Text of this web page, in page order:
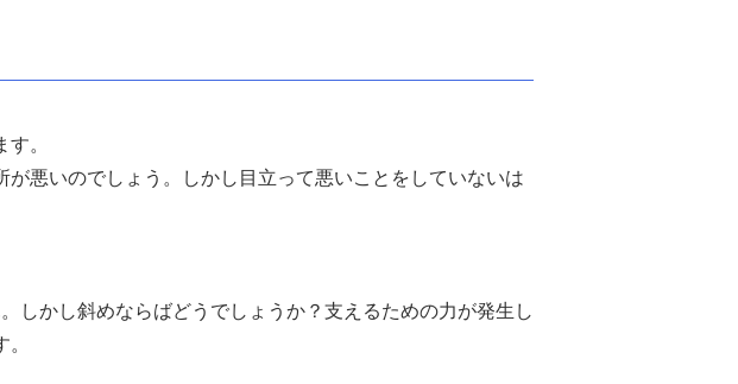
。
悪いのでしょう。しかし目立って悪いことをしていないは
しかし斜めならばどうでしょうか？支えるための力が発生し